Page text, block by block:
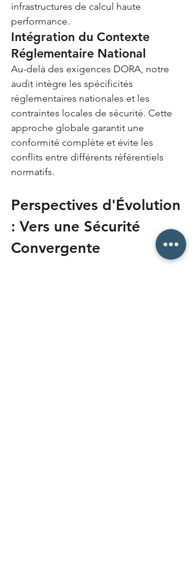
infrastructures de calcul haute
performance.
Intégration du Contexte
Réglementaire National
Au-delà des exigences DORA, notre
audit intègre les spécificités
réglementaires nationales et les
contraintes locales de sécurité. Cette
approche globale garantit une
conformité complète et évite les
conflits entre différents référentiels
normatifs.
Perspectives d'Évolution
: Vers une Sécurité
Convergente